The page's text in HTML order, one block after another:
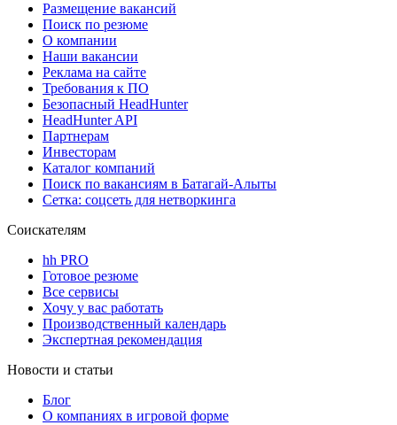
Размещение вакансий
Поиск по резюме
О компании
Наши вакансии
Реклама на сайте
Требования к ПО
Безопасный HeadHunter
HeadHunter API
Партнерам
Инвесторам
Каталог компаний
Поиск по вакансиям в Батагай-Алыты
Сетка: соцсеть для нетворкинга
Соискателям
hh PRO
Готовое резюме
Все сервисы
Хочу у вас работать
Производственный календарь
Экспертная рекомендация
Новости и статьи
Блог
О компаниях в игровой форме